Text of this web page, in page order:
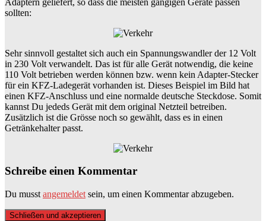
sollten:
Sehr sinnvoll gestaltet sich auch ein Spannungswandler der 12 Volt
in 230 Volt verwandelt. Das ist für alle Gerät notwendig, die keine
110 Volt betrieben werden können bzw. wenn kein Adapter-Stecker
für ein KFZ-Ladegerät vorhanden ist. Dieses Beispiel im Bild hat
einen KFZ-Anschluss und eine normalde deutsche Steckdose. Somit
kannst Du jededs Gerät mit dem original Netzteil betreiben.
Zusätzlich ist die Grösse noch so gewählt, dass es in einen
Getränkehalter passt.
Schreibe einen Kommentar
Du musst angemeldet sein, um einen Kommentar abzugeben.